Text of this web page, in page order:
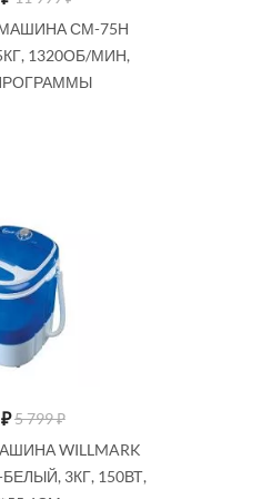
СМ-75Н
1320ОБ/МИН,
₽5 799 ₽
WILLMARK
3КГ, 150ВТ,